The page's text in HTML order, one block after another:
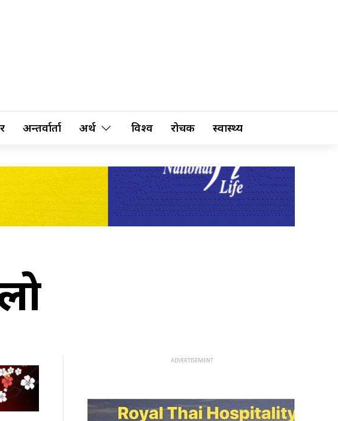
अन्तर्वार्ता अर्थ विश्व रोचक स्वास्थ्य